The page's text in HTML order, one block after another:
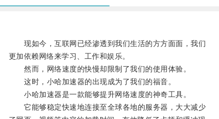
现如今，互联网已经渗透到我们生活的方方面面，我们
更加依赖网络来学习、工作和娱乐。
然而，网络速度的快慢却限制了我们的使用体验。
这时，小哈加速器的出现成为了我们的福音。
小哈加速器是一款能够提升网络速度的神奇工具。
它能够稳定快速地连接至全球各地的服务器，大大减少